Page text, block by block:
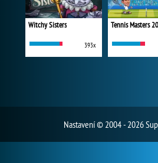
Witchy Sisters
393x
Tennis Masters
Nastavení© 2004 - 2026